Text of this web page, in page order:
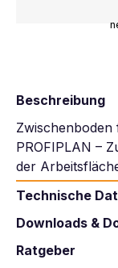
Beschreibung
PROFIPLAN –
der
Technische
Downloads &
Ratgeber